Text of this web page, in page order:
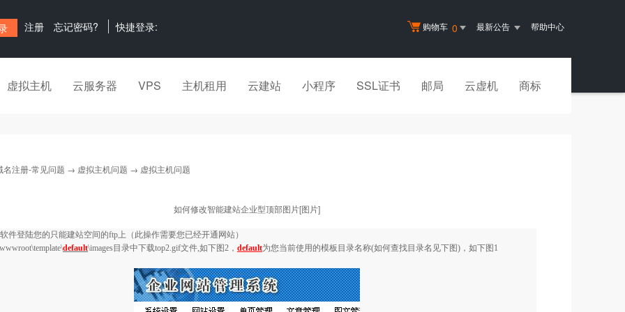
购物车 0 最新公告 帮助中心
注册 忘记密码? 快捷登录:
虚拟主机 云服务器 VPS 主机租用 云建站 小程序 SSL证书 邮局 云虚机 商标
名注册-常见问题 → 虚拟主机问题 → 虚拟主机问题
如何修改智能建站企业型顶部图片[图片]
软件登陆您的只能建站空间的ftp上（此操作需要您已经开通网站）
wwwroot\template\default\images目录中下载top2.gif文件,如下图2 ， default为您当前使用的模板目录名称(如何查找目录名见下图)，如下图 1